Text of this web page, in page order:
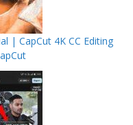
| CapCut 4K CC Editing